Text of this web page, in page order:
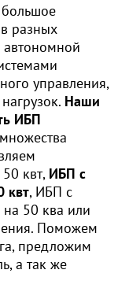
в разных
управления,
Наши
ИБП
квт, ИБП с
квт, ИБП с
50 ква или
Поможем
предложим
а так же